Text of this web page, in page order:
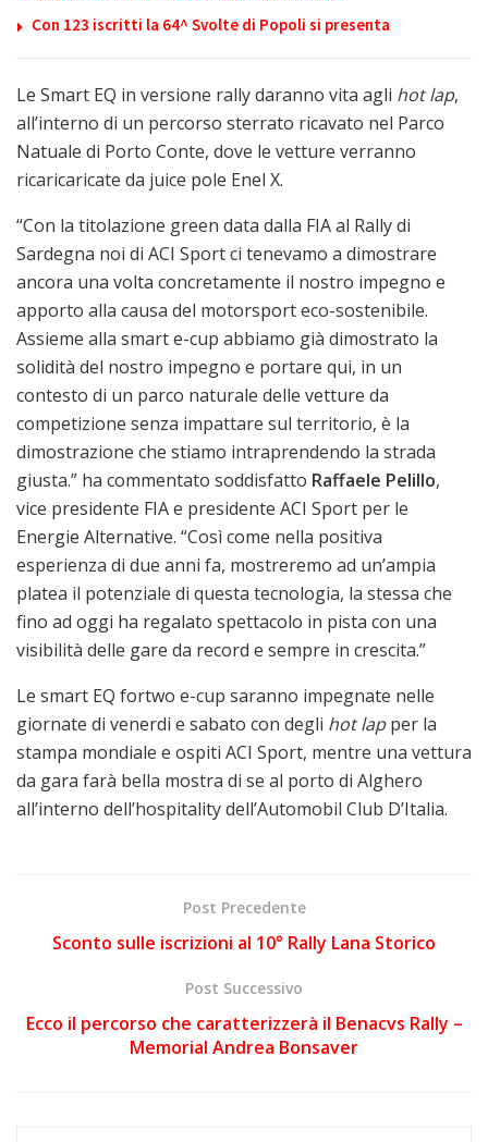
Con 123 iscritti la 64^ Svolte di Popoli si presenta
Le Smart EQ in versione rally daranno vita agli hot lap,
all’interno di un percorso sterrato ricavato nel Parco
Natuale di Porto Conte, dove le vetture verranno
ricaricaricate da juice pole Enel X.
“Con la titolazione green data dalla FIA al Rally di
Sardegna noi di ACI Sport ci tenevamo a dimostrare
ancora una volta concretamente il nostro impegno e
apporto alla causa del motorsport eco-sostenibile.
Assieme alla smart e-cup abbiamo già dimostrato la
solidità del nostro impegno e portare qui, in un
contesto di un parco naturale delle vetture da
competizione senza impattare sul territorio, è la
dimostrazione che stiamo intraprendendo la strada
giusta.” ha commentato soddisfatto Raffaele Pelillo,
vice presidente FIA e presidente ACI Sport per le
Energie Alternative. “Così come nella positiva
esperienza di due anni fa, mostreremo ad un’ampia
platea il potenziale di questa tecnologia, la stessa che
fino ad oggi ha regalato spettacolo in pista con una
visibilità delle gare da record e sempre in crescita.”
Le smart EQ fortwo e-cup saranno impegnate nelle
giornate di venerdi e sabato con degli hot lapper la
stampa mondiale e ospiti ACI Sport, mentre una vettura
da gara farà bella mostra di se al porto di Alghero
all’interno dell’hospitality dell’Automobil Club D’Italia.
Post Precedente
Sconto sulle iscrizioni al 10° Rally Lana Storico
Post Successivo
Ecco il percorso che caratterizzerà il Benacvs Rally –
Memorial Andrea Bonsaver